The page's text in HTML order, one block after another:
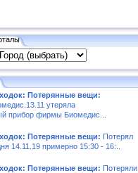
Потерянные вещи:
утеряла
прибор фирмы Биомедис...
Потерянные вещи: Потерял
14.11.19 примерно 15:30 - 16:..
Потерянные вещи: Потеряли